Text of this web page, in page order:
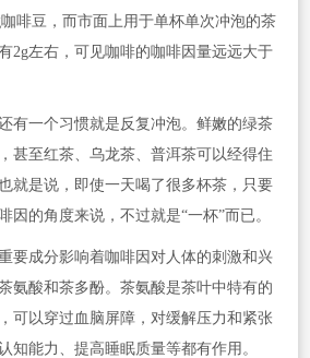
啡豆，而市面上用于单杯单次冲泡的茶
2g左右，可见咖啡的咖啡因量远远大于
一个习惯就是反复冲泡。鲜嫩的绿茶
甚至红茶、乌龙茶、普洱茶可以经得住
就是说，即使一天喝了很多杯茶，只要
因的角度来说，不过就是“一杯”而已。
成分影响着咖啡因对人体的刺激和兴
氨酸和茶多酚。茶氨酸是茶叶中特有的
可以穿过血脑屏障，对缓解压力和紧张
知能力、提高睡眠质量等都有作用。